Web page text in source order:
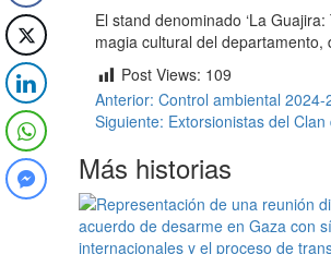
El stand denominado ‘La
magia cultural del
Post Views: 109
Navegación
de
entradas
Anterior: Control ambiental 2024-
Siguiente: Extorsionistas del Clan
Más historias